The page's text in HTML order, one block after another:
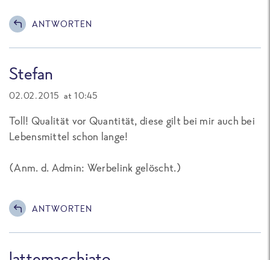
ANTWORTEN
Stefan
02.02.2015 at 10:45
Toll! Qualität vor Quantität, diese gilt bei mir auch bei
Lebensmittel schon lange!
(Anm. d. Admin: Werbelink gelöscht.)
ANTWORTEN